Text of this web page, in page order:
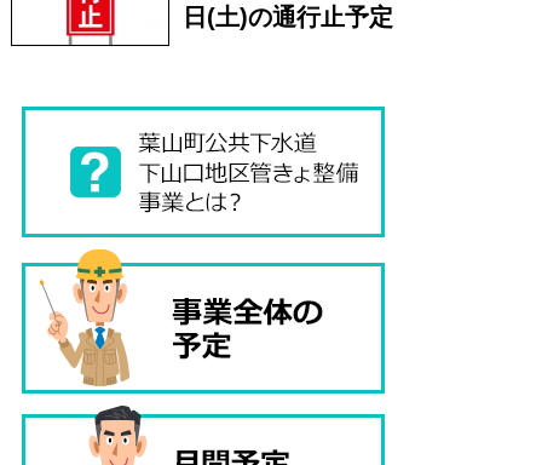
日(土)の通行止予定